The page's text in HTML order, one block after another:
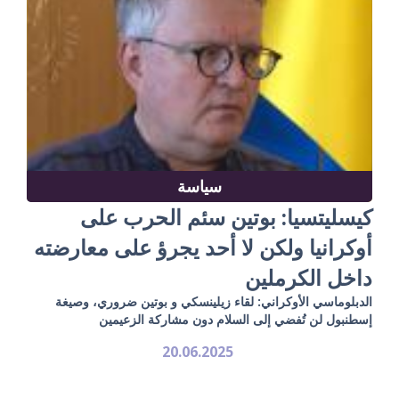
سياسة
كيسليتسيا: بوتين سئم الحرب على
أوكرانيا ولكن لا أحد يجرؤ على معارضته
داخل الكرملين
الدبلوماسي الأوكراني: لقاء زيلينسكي و بوتين ضروري، وصيغة
إسطنبول لن تُفضي إلى السلام دون مشاركة الزعيمين
20.06.2025